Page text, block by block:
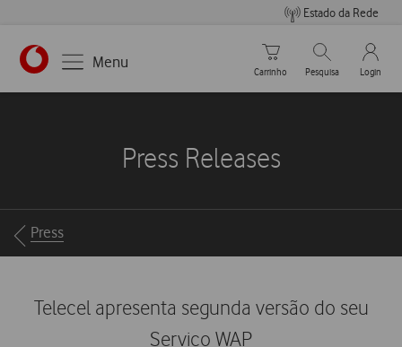
Estado da Rede
https://www.vodafone.pt
Menu
Carrinho de compras
Carrinho
Pesquisar
Pesquisa
My
Login
Press Releases
Breadcrumbs
Press
Telecel apresenta segunda versão do seu
Serviço WAP